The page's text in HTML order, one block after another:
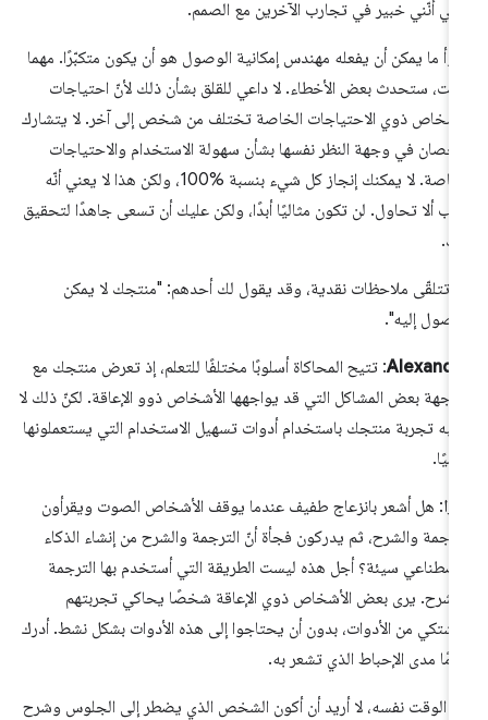
أنّني خبير في تجارب الآخرين مع الصمم.
ما يمكن أن يفعله مهندس إمكانية الوصول هو أن يكون متكبّرًا. مهما
ستحدث بعض الأخطاء. لا داعي للقلق بشأن ذلك لأنّ احتياجات
ذوي الاحتياجات الخاصة تختلف من شخص إلى آخر. لا يتشارك
في وجهة النظر نفسها بشأن سهولة الاستخدام والاحتياجات
الخاصة. لا يمكنك إنجاز كل شيء بنسبة %100، ولكن هذا لا يعني أنّه
ألا تحاول. لن تكون مثاليًا أبدًا، ولكن عليك أن تسعى جاهدًا لتحقيق
تتلقّى ملاحظات نقدية، وقد يقول لك أحدهم: "منتجك لا يمكن
إليه".
: تتيح المحاكاة أسلوبًا مختلفًا للتعلم، إذ تعرض منتجك مع
بعض المشاكل التي قد يواجهها الأشخاص ذوو الإعاقة. لكنّ ذلك لا
تجربة منتجك باستخدام أدوات تسهيل الاستخدام التي يستعملونها
: هل أشعر بانزعاج طفيف عندما يوقف الأشخاص الصوت ويقرأون
والشرح، ثم يدركون فجأة أنّ الترجمة والشرح من إنشاء الذكاء
سيئة؟ أجل هذه ليست الطريقة التي أستخدم بها الترجمة
يرى بعض الأشخاص ذوي الإعاقة شخصًا يحاكي تجربتهم
من الأدوات، بدون أن يحتاجوا إلى هذه الأدوات بشكل نشط. أدرك
مدى الإحباط الذي تشعر به.
الوقت نفسه، لا أريد أن أكون الشخص الذي يضطر إلى الجلوس وشرح